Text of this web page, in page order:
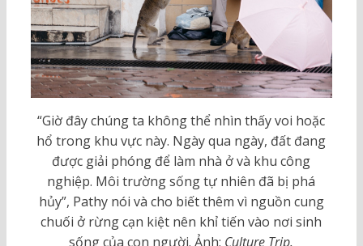
“Giờ đây chúng ta không thể nhìn thấy voi hoặc
hổ trong khu vực này. Ngày qua ngày, đất đang
được giải phóng để làm nhà ở và khu công
nghiệp. Môi trường sống tự nhiên đã bị phá
hủy”, Pathy nói và cho biết thêm vì nguồn cung
chuối ở rừng cạn kiệt nên khỉ tiến vào nơi sinh
sống của con người. Ảnh: Culture Trip.